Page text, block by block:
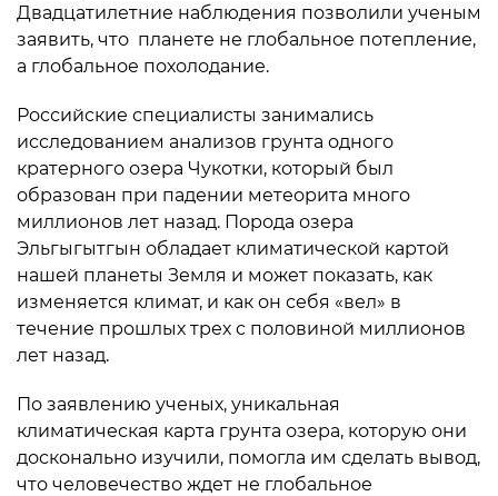
Двадцатилетние наблюдения позволили ученым
заявить, что планете не глобальное потепление,
а глобальное похолодание.
Российские специалисты занимались
исследованием анализов грунта одного
кратерного озера Чукотки, который был
образован при падении метеорита много
миллионов лет назад. Порода озера
Эльгыгытгын обладает климатической картой
нашей планеты Земля и может показать, как
изменяется климат, и как он себя «вел» в
течение прошлых трех с половиной миллионов
лет назад.
По заявлению ученых, уникальная
климатическая карта грунта озера, которую они
досконально изучили, помогла им сделать вывод,
что человечество ждет не глобальное